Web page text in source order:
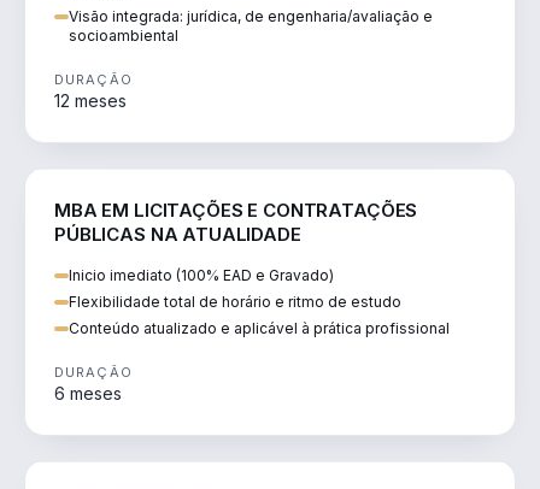
Visão integrada: jurídica, de engenharia/avaliação e
socioambiental
DURAÇÃO
12 meses
MBA EM LICITAÇÕES E CONTRATAÇÕES
PÚBLICAS NA ATUALIDADE
Inicio imediato (100% EAD e Gravado)
Flexibilidade total de horário e ritmo de estudo
Conteúdo atualizado e aplicável à prática profissional
DURAÇÃO
6 meses